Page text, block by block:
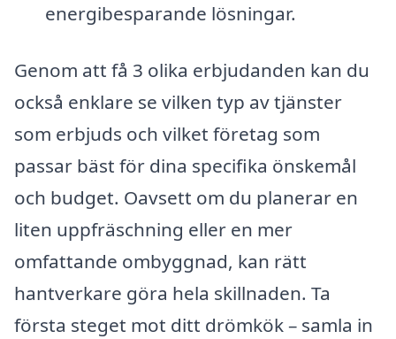
energibesparande lösningar.
Genom att få 3 olika erbjudanden kan du
också enklare se vilken typ av tjänster
som erbjuds och vilket företag som
passar bäst för dina specifika önskemål
och budget. Oavsett om du planerar en
liten uppfräschning eller en mer
omfattande ombyggnad, kan rätt
hantverkare göra hela skillnaden. Ta
första steget mot ditt drömkök – samla in